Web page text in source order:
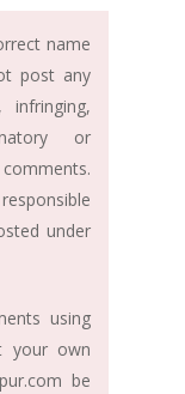
name
post any
infringing,
or
under
using
your own
be